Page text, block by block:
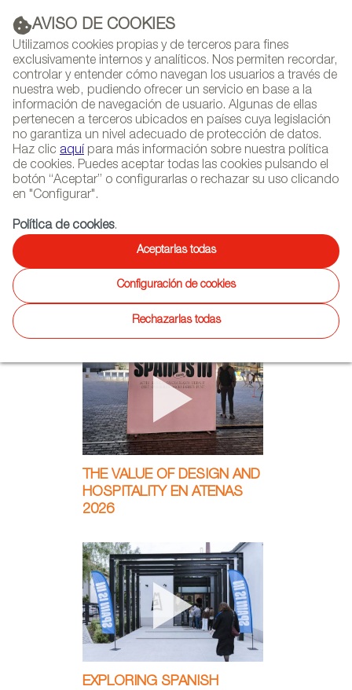
AVISO DE COOKIES
Utilizamos cookies propias y de terceros para fines
exclusivamente internos y analíticos. Nos permiten recordar,
controlar y entender cómo navegan los usuarios a través de
nuestra web, pudiendo ofrecer un servicio en base a la
información de navegación de usuario. Algunas de ellas
pertenecen a terceros ubicados en países cuya legislación
no garantiza un nivel adecuado de protección de datos.
Haz clic aquí para más información sobre nuestra política
de cookies. Puedes aceptar todas las cookies pulsando el
botón “Aceptar” o configurarlas o rechazar su uso clicando
en "Configurar".
Política de cookies.
Aceptarlas todas
Configuración de cookies
Rechazarlas todas
PUBLICIDAD
(+34) 913 497 100 |
NEWSLETTER
AGENDA
THE VALUE OF DESIGN AND
HOSPITALITY EN ATENAS
2026
EXPLORING SPANISH